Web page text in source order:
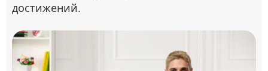
достижений.